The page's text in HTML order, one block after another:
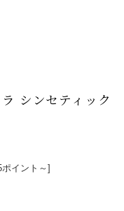
シンセティック
イント～]